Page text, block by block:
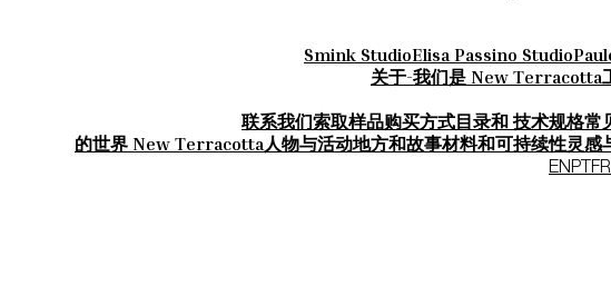
Smink StudioElisa Passino Studio
关于-我们是 New Terracotta
联系我们索取样品购买方式目录和 技术规格常
的世界 New Terracotta人物与活动地方和故事材料和可持续性灵感
EN PT FR